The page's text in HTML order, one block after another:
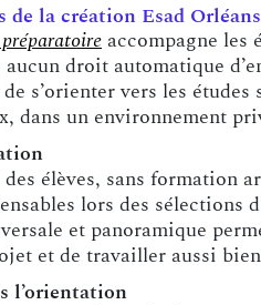
de la création Esad Orléans
préparatoire accompagne les
droit automatique
s’orienter vers les
dans un environnement
élèves, sans formation
lors des sélections
et panoramique
et de travailler aussi
l’orientation